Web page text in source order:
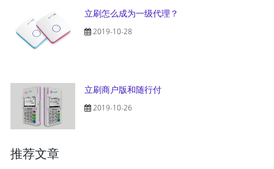
立刷怎么成为一级代理？
2019-10-28
立刷商户版和随行付
2019-10-26
推荐文章